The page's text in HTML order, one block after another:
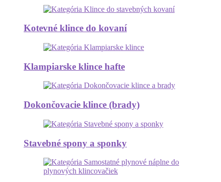
Kotevné klince do kovaní
Klampiarske klince hafte
Dokončovacie klince (brady)
Stavebné spony a sponky